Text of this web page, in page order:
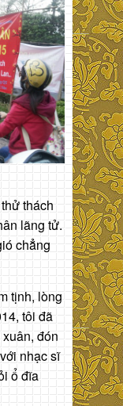
thách
lãng tử.
chẳng
tịnh, lòng
tôi đã
đón
nhạc sĩ
ổ đĩa